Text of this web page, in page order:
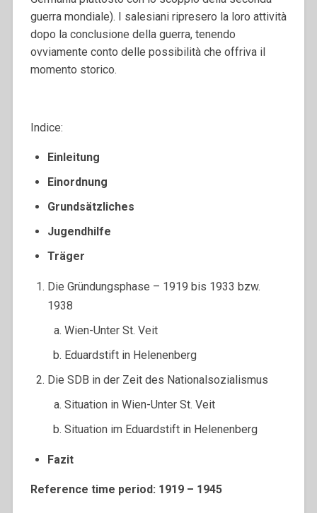
guerra mondiale). I salesiani ripresero la loro attività
dopo la conclusione della guerra, tenendo
ovviamente conto delle possibilità che offriva il
momento storico.
Indice:
Einleitung
Einordnung
Grundsätzliches
Jugendhilfe
Träger
Die Gründungsphase – 1919 bis 1933 bzw.
1938
Wien-Unter St. Veit
Eduardstift in Helenenberg
Die SDB in der Zeit des Nationalsozialismus
Situation in Wien-Unter St. Veit
Situation im Eduardstift in Helenenberg
Fazit
Reference time period: 1919 – 1945